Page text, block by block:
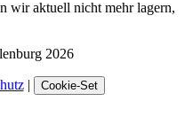
wir aktuell nicht mehr lagern,
2026
| Cookie-Set